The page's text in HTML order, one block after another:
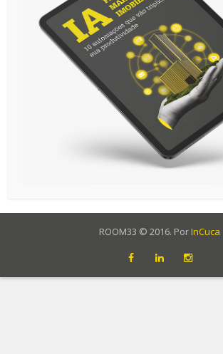
ROOM33 © 2016. Por InCuca